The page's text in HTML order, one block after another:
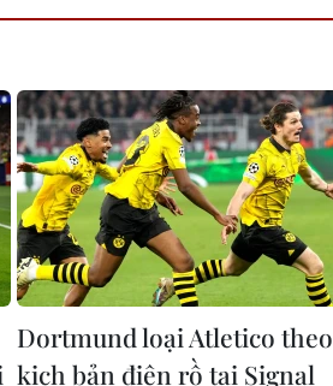
Dortmund loại Atletico theo
kịch bản điên rồ tại Signal